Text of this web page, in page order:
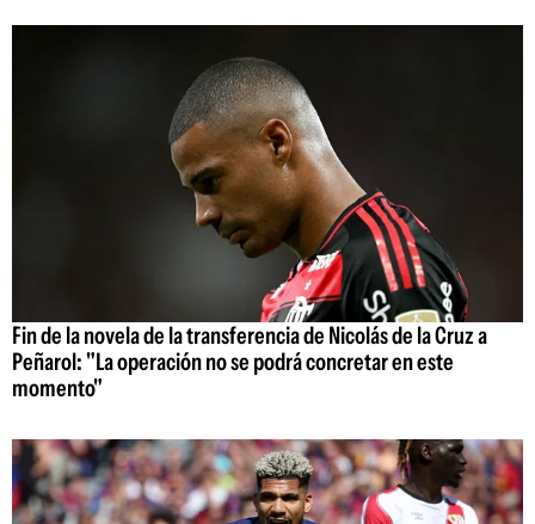
Fin de la novela de la transferencia de Nicolás de la Cruz a
Peñarol: "La operación no se podrá concretar en este
momento"